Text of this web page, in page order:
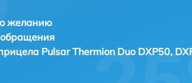
желанию
Pulsar Thermion Duo DXP50,